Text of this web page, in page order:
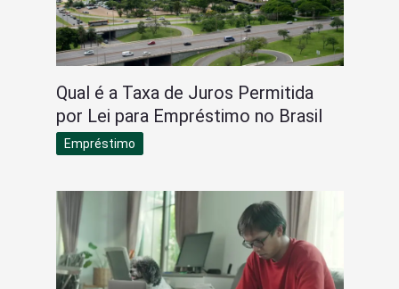
Qual é a Taxa de Juros Permitida
por Lei para Empréstimo no Brasil
Empréstimo